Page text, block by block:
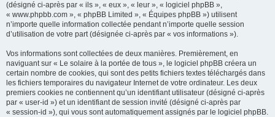
(désigné ci-après par « ils », « eux », « leur », « logiciel phpBB »,
« www.phpbb.com », « phpBB Limited », « Équipes phpBB ») utilisent
n’importe quelle information collectée pendant n’importe quelle session
d’utilisation de votre part (désignée ci-après par « vos informations »).
Vos informations sont collectées de deux manières. Premièrement, en
naviguant sur « Le solaire à la portée de tous », le logiciel phpBB créera un
certain nombre de cookies, qui sont des petits fichiers textes téléchargés dans
les fichiers temporaires du navigateur Internet de votre ordinateur. Les deux
premiers cookies ne contiennent qu’un identifiant utilisateur (désigné ci-après
par « user-id ») et un identifiant de session invité (désigné ci-après par
« session-id »), qui vous sont automatiquement assignés par le logiciel phpBB.